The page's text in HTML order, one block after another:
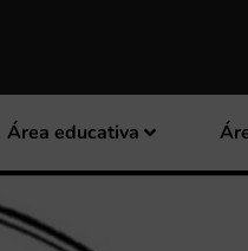
Área educativa